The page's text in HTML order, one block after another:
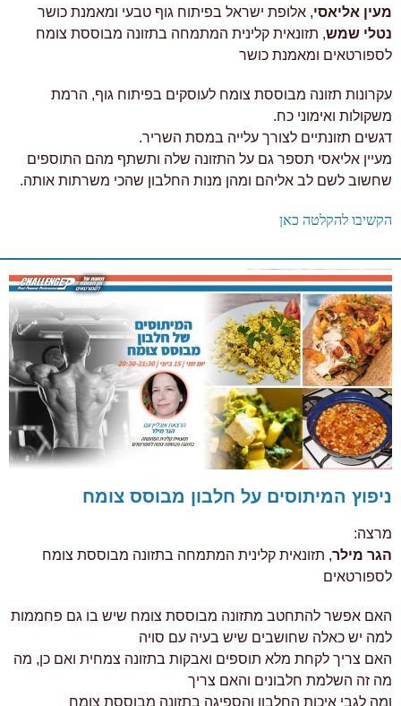
מעין אליאסי, אלופת ישראל בפיתוח גוף טבעי ומאמנת כושר
נטלי שמש, תזונאית קלינית המתמחה בתזונה מבוססת צומח
לספורטאים ומאמנת כושר
עקרונות תזונה מבוססת צומח לעוסקים בפיתוח גוף, הרמת
משקולות ואימוני כח.
דגשים תזונתיים לצורך עלייה במסת השריר.
מעיין אליאסי תספר גם על התזונה שלה ותשתף מהם התוספים
שחשוב לשם לב אליהם ומהן מנות החלבון שהכי משרתות אותה.
הקשיבו להקלטה כאן
ניפוץ המיתוסים על חלבון מבוסס צומח
מרצה:
הגר מילר, תזונאית קלינית המתמחה בתזונה מבוססת צומח
לספורטאים
האם אפשר להתחטב מתזונה מבוססת צומח שיש בו גם פחממות
למה יש כאלה שחושבים שיש בעיה עם סויה
האם צריך לקחת מלא תוספים ואבקות בתזונה צמחית ואם כן, מה
מה זה השלמת חלבונים והאם צריך
ומה לגבי איכות החלבון והספיגה בתזונה מבוססת צומח